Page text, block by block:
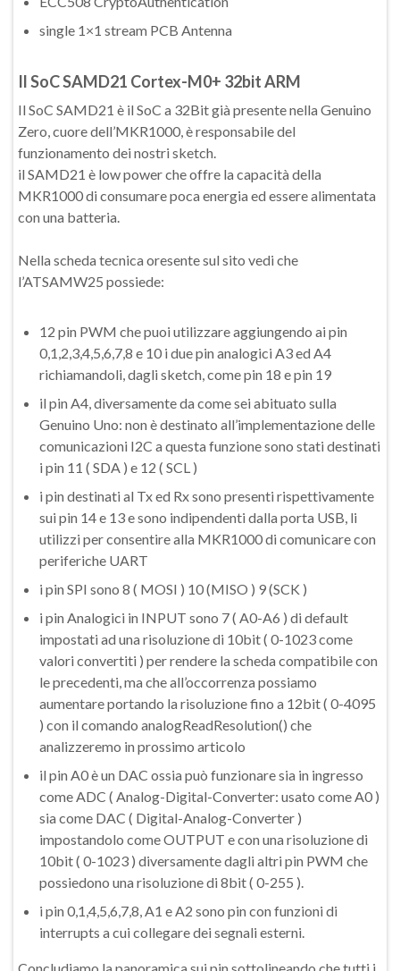
single 1×1 stream PCB Antenna
Il SoC SAMD21 Cortex-M0+ 32bit ARM
Il SoC SAMD21 è il SoC a 32Bit già presente nella Genuino
Zero, cuore dell’MKR1000, è responsabile del
funzionamento dei nostri sketch.
il SAMD21 è low power che offre la capacità della
MKR1000 di consumare poca energia ed essere alimentata
con una batteria.
Nella scheda tecnica oresente sul sito vedi che
l’ATSAMW25 possiede:
12 pin PWM che puoi utilizzare aggiungendo ai pin
0,1,2,3,4,5,6,7,8 e 10 i due pin analogici A3 ed A4
richiamandoli, dagli sketch, come pin 18 e pin 19
il pin A4, diversamente da come sei abituato sulla
Genuino Uno: non è destinato all’implementazione delle
comunicazioni I2C a questa funzione sono stati destinati
i pin 11 ( SDA ) e 12 ( SCL )
i pin destinati al Tx ed Rx sono presenti rispettivamente
sui pin 14 e 13 e sono indipendenti dalla porta USB, li
utilizzi per consentire alla MKR1000 di comunicare con
periferiche UART
i pin SPI sono 8 ( MOSI ) 10 (MISO ) 9 (SCK )
i pin Analogici in INPUT sono 7 ( A0-A6 ) di default
impostati ad una risoluzione di 10bit ( 0-1023 come
valori convertiti ) per rendere la scheda compatibile con
le precedenti, ma che all’occorrenza possiamo
aumentare portando la risoluzione fino a 12bit ( 0-4095
) con il comando analogReadResolution() che
analizzeremo in prossimo articolo
il pin A0 è un DAC ossia può funzionare sia in ingresso
come ADC ( Analog-Digital-Converter: usato come A0 )
sia come DAC ( Digital-Analog-Converter )
impostandolo come OUTPUT e con una risoluzione di
10bit ( 0-1023 ) diversamente dagli altri pin PWM che
possiedono una risoluzione di 8bit ( 0-255 ).
i pin 0,1,4,5,6,7,8, A1 e A2 sono pin con funzioni di
interrupts a cui collegare dei segnali esterni.